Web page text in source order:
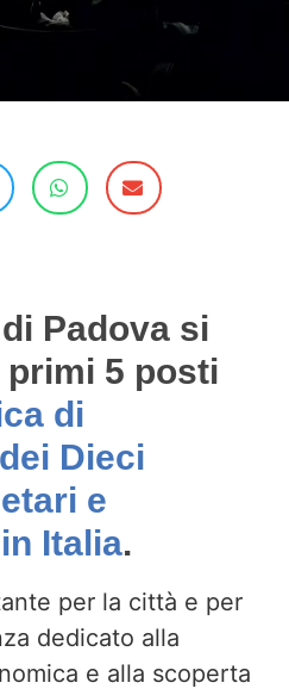
Padova si
5 posti
di
Dieci
e
Italia.
per la città e per
dedicato alla
e alla scoperta